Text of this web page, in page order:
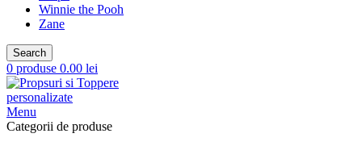
Winnie the Pooh
Zane
Search
0 produse 0.00 lei
Menu
Categorii de produse